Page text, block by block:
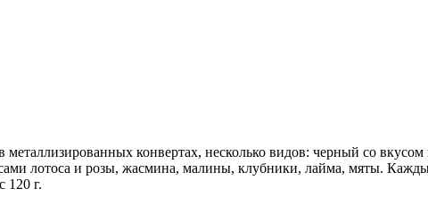
конвертах, несколько видов: черный со
лотоса и розы, жасмина, малины, клубники, лайма, мяты.
120 г.